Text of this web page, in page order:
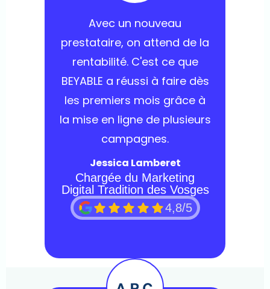
Avec un nouveau
prestataire, on attend de la
rentabilité. C'est ce que
BEYABLE a réussi à faire dès
les premiers mois grâce à
la mise en ligne de plusieurs
campagnes.
Jessica Lamberet
Chargée du Marketing
Digital Tradition des Vosges
4,8/5